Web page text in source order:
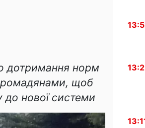
дотримання норм
громадянами, щоб
до нової системи